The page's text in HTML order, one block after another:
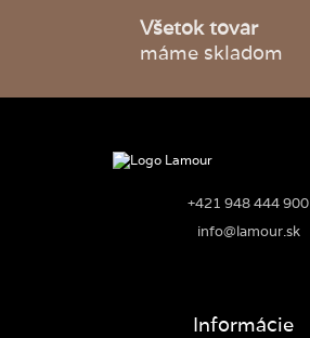
Všetok tovar
máme skladom
+421 948 444 900
info@lamour.sk
Informácie